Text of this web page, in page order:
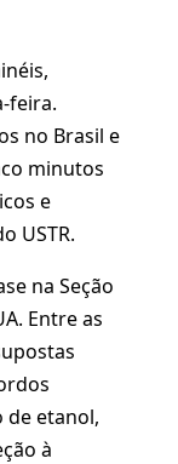
feira.
no Brasil e
minutos
e
USTR.
na Seção
Entre as
de etanol,
à